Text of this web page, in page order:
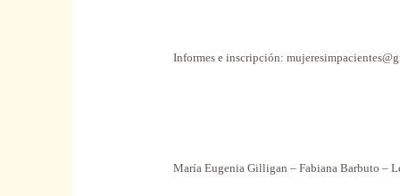
Informes e inscripción:
María Eugenia Gilligan – Fabiana Barbuto –